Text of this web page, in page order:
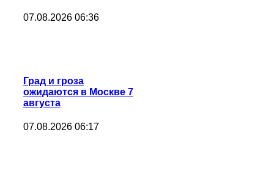
07.08.2026 06:36
Град и гроза
ожидаются в Москве 7
августа
07.08.2026 06:17